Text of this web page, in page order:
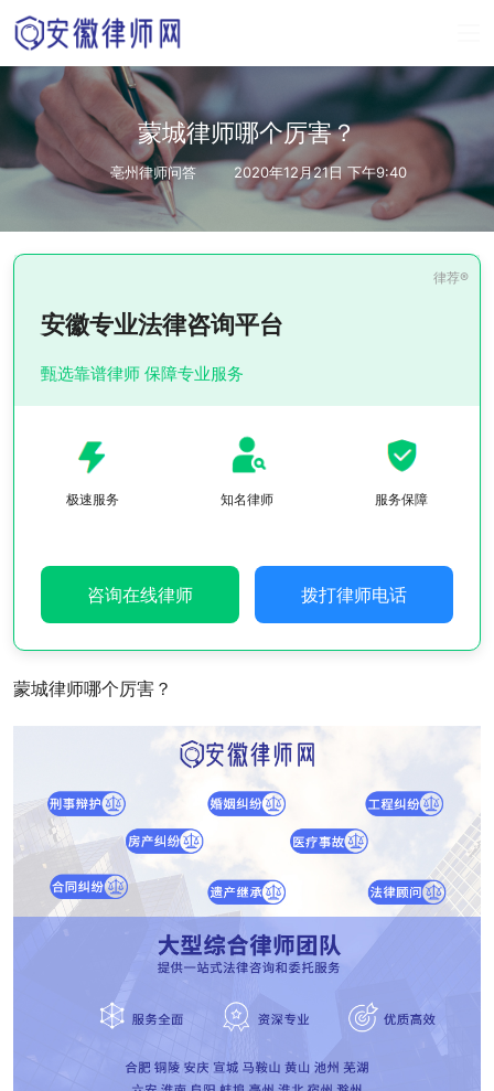
蒙城律师哪个厉害？
亳州律师问答 2020年12月21日 下午9:40
安徽专业法律咨询平台
甄选靠谱律师 保障专业服务
极速服务 知名律师 服务保障
咨询在线律师 拨打律师电话
蒙城律师哪个厉害？